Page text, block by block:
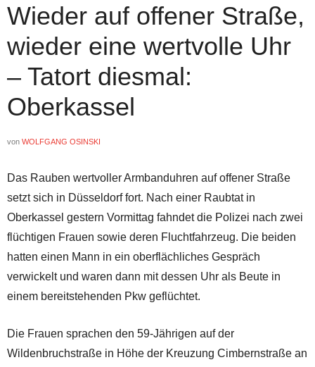
Wieder auf offener Straße,
wieder eine wertvolle Uhr
– Tatort diesmal:
Oberkassel
von WOLFGANG OSINSKI
Das Rauben wertvoller Armbanduhren auf offener Straße
setzt sich in Düsseldorf fort. Nach einer Raubtat in
Oberkassel gestern Vormittag fahndet die Polizei nach zwei
flüchtigen Frauen sowie deren Fluchtfahrzeug. Die beiden
hatten einen Mann in ein oberflächliches Gespräch
verwickelt und waren dann mit dessen Uhr als Beute in
einem bereitstehenden Pkw geflüchtet.
Die Frauen sprachen den 59-Jährigen auf der
Wildenbruchstraße in Höhe der Kreuzung Cimbernstraße an